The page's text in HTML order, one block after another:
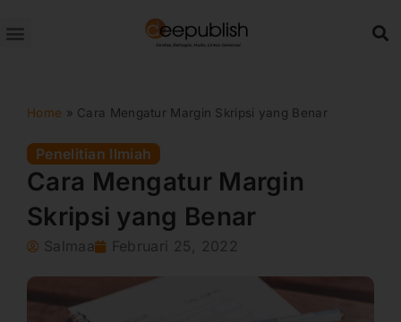
ke
Home » Cara Mengatur Margin Skripsi yang Benar
Penelitian Ilmiah
Cara Mengatur Margin
Skripsi yang Benar
Salmaa Februari 25, 2022